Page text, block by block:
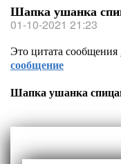
Шапка ушанка
01-10-2021 21:23
Это цитата сообщения
сообщение
Шапка ушанка